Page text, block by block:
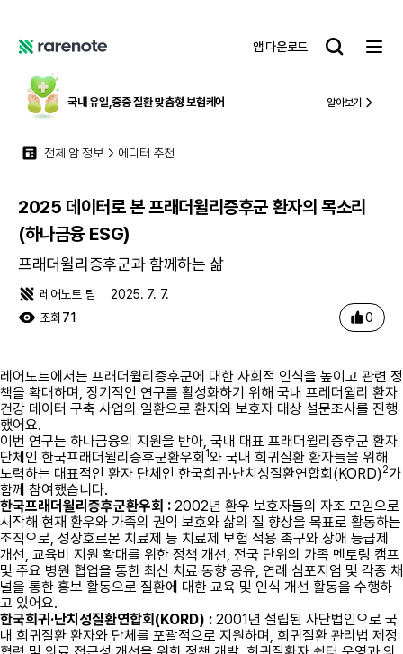
어
노
트
앱 다운로드
레
노
트
국내 유일,중증 질환 맞춤형 보험케어 알아보기
전체 암 정보 에디터 추천
2025 데이터로 본 프래더윌리증후군 환자의 목소리
(하나금융 ESG)
프래더윌리증후군과 함께하는 삶
레어노트 팀
2025. 7. 7.
조회 71 0
레어노트에서는 프래더윌리증후군에 대한 사회적 인식을 높이고 관련 정
책을 확대하며, 장기적인 연구를 활성화하기 위해 국내 프레더윌리 환자
건강 데이터 구축 사업의 일환으로 환자와 보호자 대상 설문조사를 진행
했어요.
이번 연구는 하나금융의 지원을 받아, 국내 대표 프래더윌리증후군 환자
단체인 한국프래더윌리증후군환우회 1와 국내 희귀질환 환자들을 위해
노력하는 대표적인 환자 단체인 한국희귀·난치성질환연합회(KORD) 2가
함께 참여했습니다.
한국프래더윌리증후군환우회 : 2002년 환우 보호자들의 자조 모임으로
시작해 현재 환우와 가족의 권익 보호와 삶의 질 향상을 목표로 활동하는
조직으로, 성장호르몬 치료제 등 치료제 보험 적용 촉구와 장애 등급제
개선, 교육비 지원 확대를 위한 정책 개선, 전국 단위의 가족 멘토링 캠프
및 주요 병원 협업을 통한 최신 치료 동향 공유, 연례 심포지엄 및 각종 채
널을 통한 홍보 활동으로 질환에 대한 교육 및 인식 개선 활동을 수행하
고 있어요.
한국희귀·난치성질환연합회(KORD) : 2001년 설립된 사단법인으로 국
내 희귀질환 환자와 단체를 포괄적으로 지원하며, 희귀질환 관리법 제정